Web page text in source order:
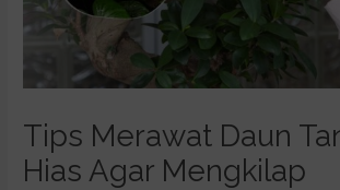
Tips Merawat Daun
Hias Agar Mengkilap